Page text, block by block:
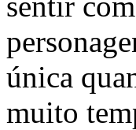
única
muito